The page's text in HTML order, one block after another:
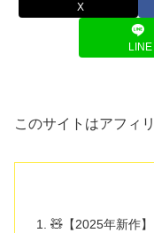
X
LINE
このサイトはアフィ
🧸【2025年新作